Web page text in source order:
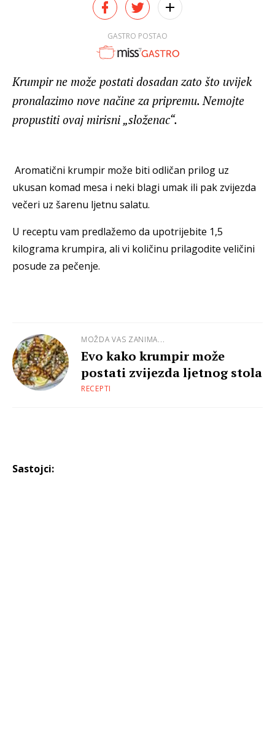
GASTRO POSTAO
Krumpir ne može postati dosadan zato što uvijek
pronalazimo nove načine za pripremu. Nemojte
propustiti ovaj mirisni „složenac“.
Aromatični krumpir može biti odličan prilog uz
ukusan komad mesa i neki blagi umak ili pak zvijezda
večeri uz šarenu ljetnu salatu.
U receptu vam predlažemo da upotrijebite 1,5
kilograma krumpira, ali vi količinu prilagodite veličini
posude za pečenje.
MOŽDA VAS ZANIMA...
Evo kako krumpir može
postati zvijezda ljetnog stola
RECEPTI
Sastojci: